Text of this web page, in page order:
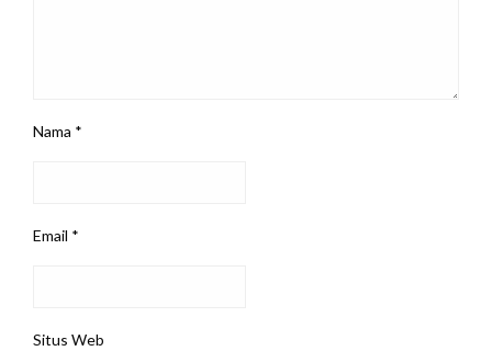
Nama *
Email *
Situs Web